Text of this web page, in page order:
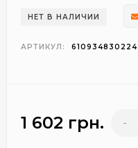
НЕТ В НАЛИЧИИ
АРТИКУЛ: 610934830224
1 602 грн. -